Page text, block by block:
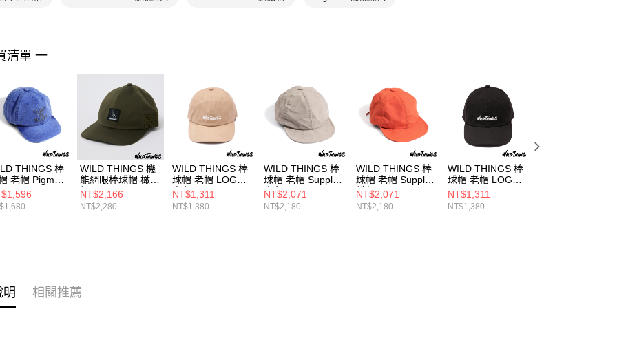
清單 一
THINGS 棒
老帽 Pigment
WILD THINGS 機
能網眼棒球帽 橄欖
綠
NT$2,166
NT$2,280
WILD THINGS 棒
球帽 老帽 LOGO
米色
NT$1,311
NT$1,380
WILD THINGS 棒
球帽 老帽 Supplex
米色
NT$2,071
NT$2,180
WILD THINGS 棒
球帽 老帽 Supplex
緋紅
NT$2,071
NT$2,180
WILD THINGS 棒
球帽 老帽 LOGO
黑
NT$1,311
NT$1,380
明 相關推薦